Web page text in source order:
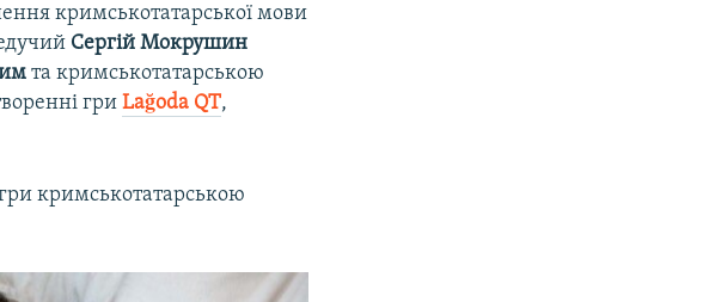
кримськотатарської мови
Сергій Мокрушин
та кримськотатарською
гриLağoda QT,
кримськотатарською